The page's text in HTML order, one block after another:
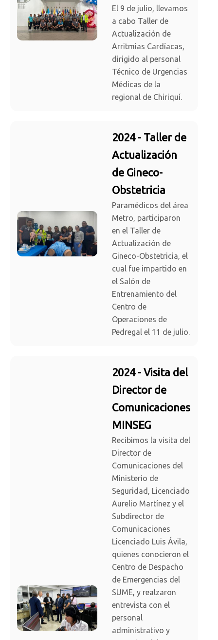
El 9 de julio, llevamos
a cabo Taller de
Actualización de
Arritmias Cardíacas,
dirigido al personal
Técnico de Urgencias
Médicas de la
regional de Chiriquí.
2024 - Taller de
Actualización
de Gineco-
Obstetricia
Paramédicos del área
Metro, participaron
en el Taller de
Actualización de
Gineco-Obstetricia, el
cual fue impartido en
el Salón de
Entrenamiento del
Centro de
Operaciones de
Pedregal el 11 de julio.
2024 - Visita del
Director de
Comunicaciones
MINSEG
Recibimos la visita del
Director de
Comunicaciones del
Ministerio de
Seguridad, Licenciado
Aurelio Martínez y el
Subdirector de
Comunicaciones
Licenciado Luis Ávila,
quienes conocieron el
Centro de Despacho
de Emergencias del
SUME, y realzaron
entrevista con el
personal
administrativo y